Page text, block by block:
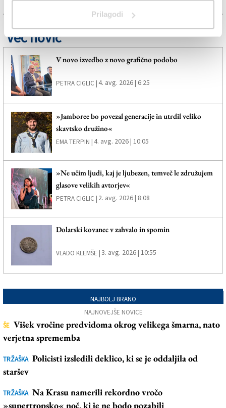
Prilagodi
Več novic
V novo izvedbo z novo grafično podobo
PETRA CIGLIC |4. avg. 2026 | 6:25
»Jamboree bo povezal generacije in utrdil veliko
skavtsko družino«
EMA TERPIN |4. avg. 2026 | 10:05
»Ne učim ljudi, kaj je ljubezen, temveč le združujem
glasove velikih avtorjev«
PETRA CIGLIC | 2. avg. 2026 | 8:08
Dolarski kovanec v zahvalo in spomin
VLADO KLEMŠE |3. avg. 2026 | 10:55
NAJBOLJ BRANO
NAJNOVEJŠE NOVICE
ŠE Višek vročine predvidoma okrog velikega šmarna, nato
verjetna sprememba
TRŽAŠKA Policisti izsledili deklico, ki se je oddaljila od
staršev
TRŽAŠKA Na Krasu namerili rekordno vročo
»supertropsko« noč, ki je ne bodo pozabili